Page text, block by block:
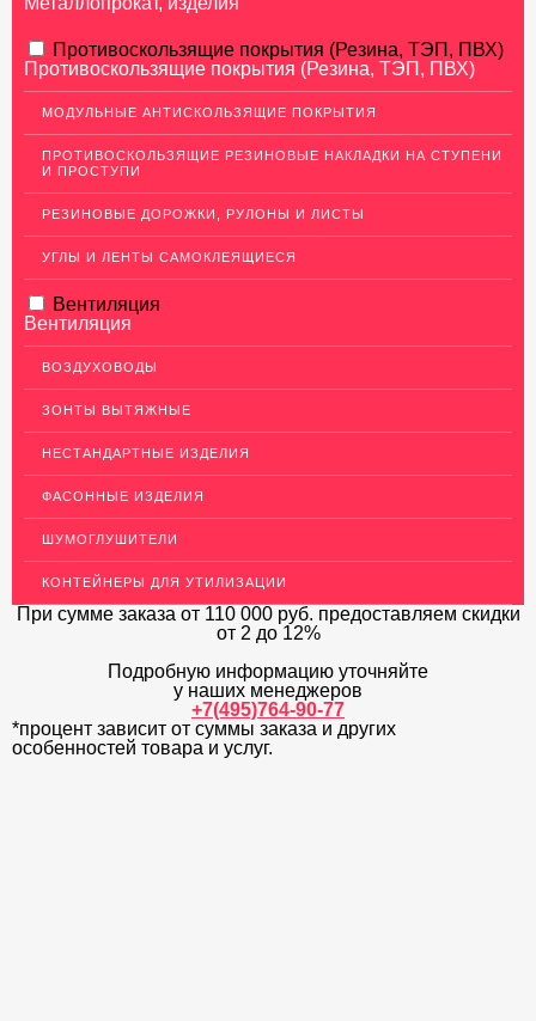
АЛЮМИНИЕВЫЙ ПРОКАТ
Перфорированный лист
Алюминиевые листы
Гладкие алюминиевые листы
Рифленые алюминиевые листы
Алюминиевые профили
Алюминиевые трубы
Профиль для гипсокартона, МДФ, панелей
ДЕКОРАТИВНЫЙ УГОЛОК
МЕТАЛЛИЧЕСКИЕ ПОРОГИ НАПОЛЬНЫЕ (ДЛЯ ПОЛА),
РАСКЛАДКА, ПЛИНТУС
Противоскользящие покрытия (Резина, ТЭП, ПВХ)
Противоскользящие покрытия (Резина, ТЭП, ПВХ)
МОДУЛЬНЫЕ АНТИСКОЛЬЗЯЩИЕ ПОКРЫТИЯ
ПРОТИВОСКОЛЬЗЯЩИЕ РЕЗИНОВЫЕ НАКЛАДКИ НА СТУПЕНИ
И ПРОСТУПИ
РЕЗИНОВЫЕ ДОРОЖКИ, РУЛОНЫ И ЛИСТЫ
УГЛЫ И ЛЕНТЫ САМОКЛЕЯЩИЕСЯ
Вентиляция
Вентиляция
ВОЗДУХОВОДЫ
ЗОНТЫ ВЫТЯЖНЫЕ
НЕСТАНДАРТНЫЕ ИЗДЕЛИЯ
ФАСОННЫЕ ИЗДЕЛИЯ
ШУМОГЛУШИТЕЛИ
КОНТЕЙНЕРЫ ДЛЯ УТИЛИЗАЦИИ
При сумме заказа от 110 000 руб. предоставляем скидки
от 2 до 12%
Подробную информацию уточняйте
у наших менеджеров
+7(495)764-90-77
*процент зависит от суммы заказа и других
особенностей товара и услуг.